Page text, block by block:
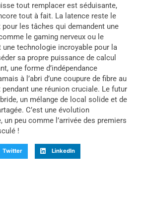
tout remplacer est séduisante,
tout à fait. La latence reste le
les tâches qui demandent une
le gaming nerveux ou le
une technologie incroyable pour la
sa propre puissance de calcul
une forme d’indépendance
à l’abri d’une coupure de fibre au
une réunion cruciale. Le futur
un mélange de local solide et de
C’est une évolution
un peu comme l’arrivée des premiers
!
Twitter LinkedIn